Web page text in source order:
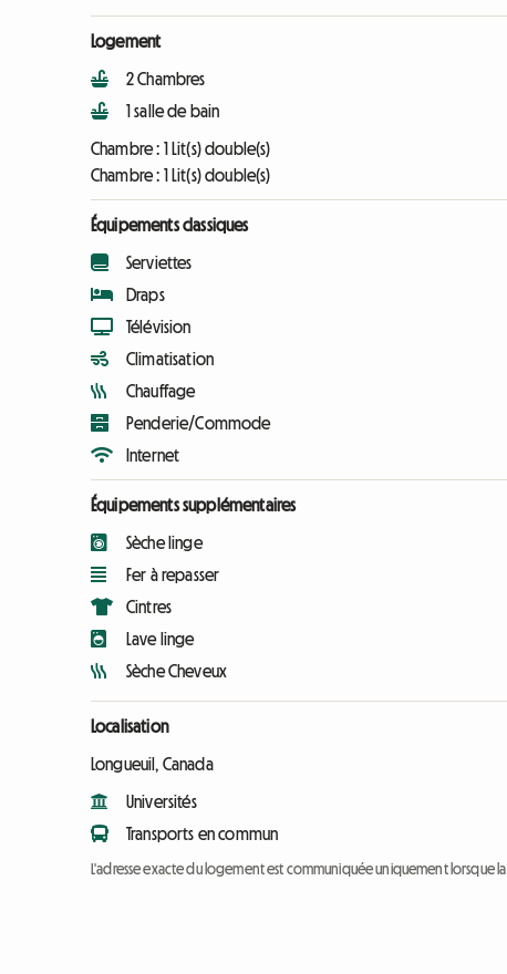
Logement
2 Chambres
1 salle de bain
Chambre : 1 Lit(s) double(s)
Chambre : 1 Lit(s) double(s)
Équipements classiques
Serviettes
Draps
Télévision
Climatisation
Chauffage
Penderie/Commode
Internet
Équipements supplémentaires
Sèche linge
Fer à repasser
Cintres
Lave linge
Sèche Cheveux
Localisation
Longueuil, Canada
Universités
Transports en commun
L'adresse exacte du logement est communiquée uniquement lorsque